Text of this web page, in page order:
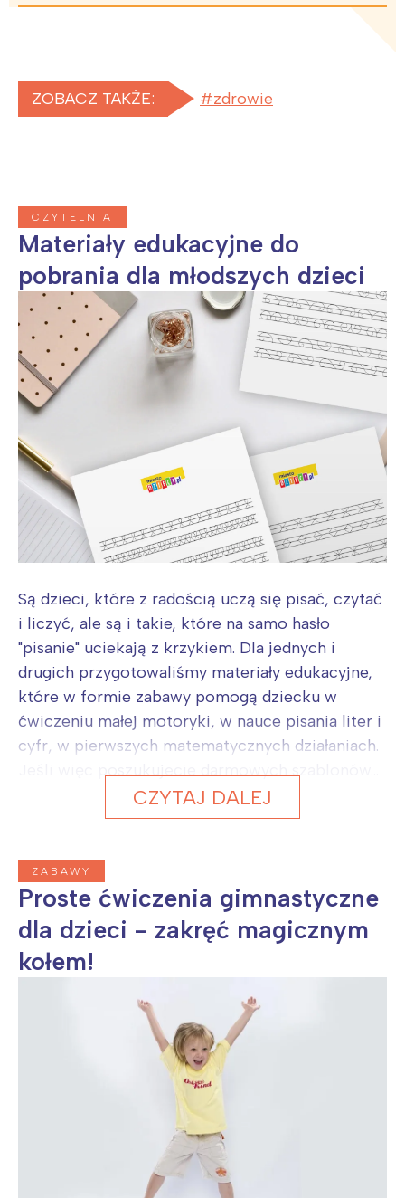
ZOBACZ TAKŻE: zdrowie
CZYTELNIA
Materiały edukacyjne do
pobrania dla młodszych dzieci
Są dzieci, które z radością uczą się pisać, czytać
i liczyć, ale są i takie, które na samo hasło
"pisanie" uciekają z krzykiem. Dla jednych i
drugich przygotowaliśmy materiały edukacyjne,
które w formie zabawy pomogą dziecku w
ćwiczeniu małej motoryki, w nauce pisania liter i
cyfr, w pierwszych matematycznych działaniach.
CZYTAJ DALEJ
ZABAWY
Proste ćwiczenia gimnastyczne
dla dzieci - zakręć magicznym
kołem!